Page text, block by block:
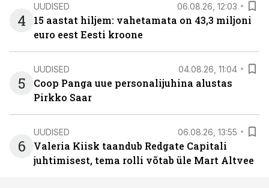
4
UUDISED 06.08.26, 12:03
15 aastat hiljem: vahetamata on 43,3 miljoni
euro eest Eesti kroone
5
UUDISED 04.08.26, 11:04
Coop Panga uue personalijuhina alustas
Pirkko Saar
6
UUDISED 06.08.26, 13:55
Valeria Kiisk taandub Redgate Capitali
juhtimisest, tema rolli võtab üle Mart Altvee